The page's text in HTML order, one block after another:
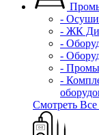
-
- ЖК
-
-
-
-
Смотреть